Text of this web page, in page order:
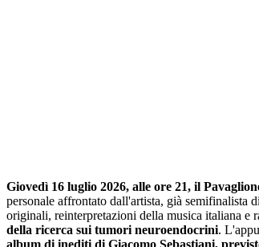
Giovedì 16 luglio 2026, alle ore 21, il
personale affrontato dall'artista, già semifinalista
originali, reinterpretazioni della musica italiana e
della ricerca sui tumori neuroendocrini.